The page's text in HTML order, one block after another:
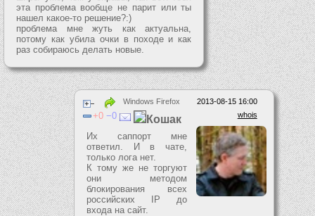
эта проблема вообще не парит или ты
нашел какое-то решение?:)
проблема мне жуть как актуальна,
потому как убила очки в походе и как
раз собираюсь делать новые.
2013-08-15 16:00
Windows Firefox
whois
0 0 Кошак
Их саппорт мне
ответил. И в чате,
только лога нет.
К тому же не торгуют
они методом
блокирования всех
российских IP до
входа на сайт.